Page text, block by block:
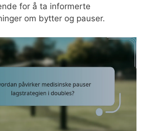
for å ta informerte
om bytter og pauser.